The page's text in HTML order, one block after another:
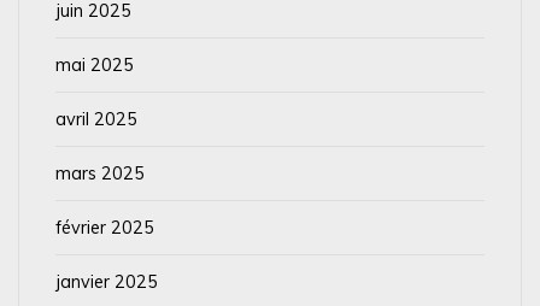
juin 2025
mai 2025
avril 2025
mars 2025
février 2025
janvier 2025